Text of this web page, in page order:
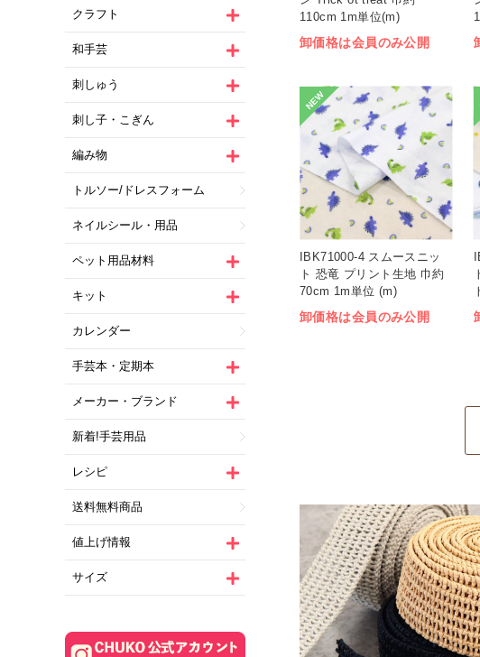
クラフト
和手芸
刺しゅう
刺し子・こぎん
編み物
トルソー/ドレスフォーム
ネイルシール・用品
ペット用品材料
キット
カレンダー
手芸本・定期本
メーカー・ブランド
新着!手芸用品
レシピ
送料無料商品
値上げ情報
サイズ
110cm 1m単位(m)
卸価格は会員のみ公開
NEW
IBK71000-4 スムースニッ
ト 恐竜 プリント生地 巾約
70cm 1m単位 (m)
卸価格は会員のみ公開